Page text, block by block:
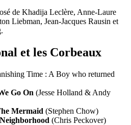
de Khadija Leclère, Anne-Laure
Liebman, Jean-Jacques Rausin et
et les Corbeaux
Time : A Boy who returned
Go On (Jesse Holland & Andy
Mermaid (Stephen Chow)
(Chris Peckover)